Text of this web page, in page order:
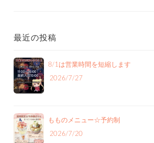
最近の投稿
8/1は営業時間を短縮します
2026/7/27
もものメニュー‪☆予約制
2026/7/20